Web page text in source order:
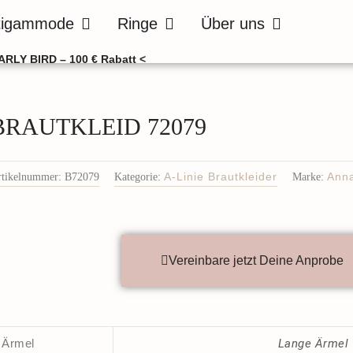
Öffne Bräutigammode
Ringe Öffne RingeÜber uns Öffne Über uns
BIRD – 100 € Rabatt <
72079
B72079 Kategorie: A-Linie Brautkleider Marke:
Vereinbare jetzt Deine Anprobe
Ärmel Lange Ärmel